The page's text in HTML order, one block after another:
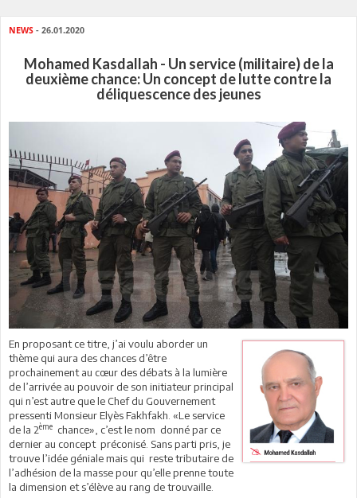
NEWS - 26.01.2020
Mohamed Kasdallah - Un service (militaire) de la
deuxième chance: Un concept de lutte contre la
déliquescence des jeunes
En proposant ce titre, j’ai voulu aborder un
thème qui aura des chances d’être
prochainement au cœur des débats à la lumière
de l’arrivée au pouvoir de son initiateur principal
qui n’est autre que le Chef du Gouvernement
pressenti Monsieur Elyès Fakhfakh. «Le service
de la 2ème chance», c’est le nom donné par ce
dernier au concept préconisé. Sans parti pris, je
trouve l’idée géniale mais qui reste tributaire de
l’adhésion de la masse pour qu’elle prenne toute
la dimension et s’élève au rang de trouvaille.